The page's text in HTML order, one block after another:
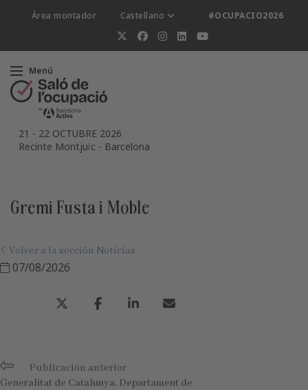
Área montador Castellano #OCUPACIO2026
Menú
21 - 22 OCTUBRE 2026
Recinte Montjuïc - Barcelona
Gremi Fusta i Moble
Volver a la sección Noticias
07/08/2026
Publicación anterior
Generalitat de Catalunya, Departament de